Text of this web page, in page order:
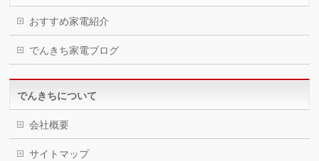
おすすめ家電紹介
でんきち家電ブログ
でんきちについて
会社概要
サイトマップ